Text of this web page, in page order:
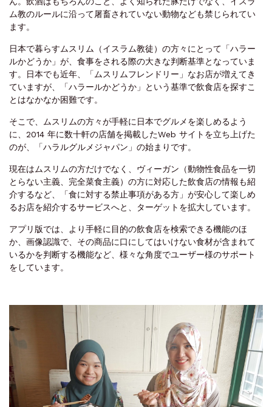
ム教のルールに沿って屠畜されていない動物なども禁じられてい
ます。
日本で暮らすムスリム（イスラム教徒）の方々にとって「ハラー
ルかどうか」が、食事をされる際の大きな判断基準となっていま
す。日本でも近年、「ムスリムフレンドリー」なお店が増えてき
ていますが、「ハラールかどうか」という基準で飲食店を探すこ
とはなかなか困難です。
そこで、ムスリムの方々が手軽に日本でグルメを楽しめるよう
に、2014 年に数十軒の店舗を掲載したWeb サイトを立ち上げた
のが、「ハラルグルメジャパン」の始まりです。
現在はムスリムの方だけでなく、ヴィーガン（動物性食品を一切
とらない主義、完全菜食主義）の方に対応した飲食店の情報も紹
介するなど、「食に対する禁止事項がある方」が安心して楽しめ
るお店を紹介するサービスへと、ターゲットを拡大しています。
アプリ版では、より手軽に目的の飲食店を検索できる機能のほ
か、画像認識で、その商品に口にしてはいけない食材が含まれて
いるかを判断する機能など、様々な角度でユーザー様のサポート
をしています。